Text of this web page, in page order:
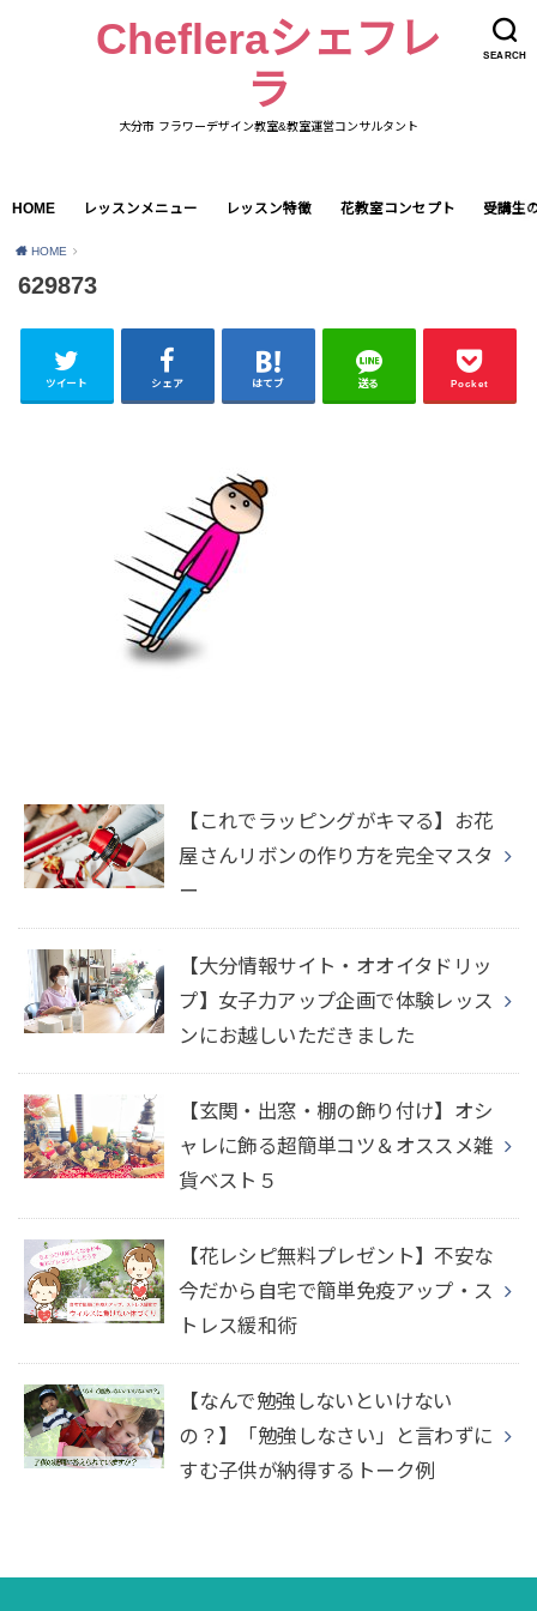
SEARCH
Chefleraシェフレ
ラ
大分市 フラワーデザイン教室&教室運営コンサルタント
HOME レッスンメニュー レッスン特徴 花教室コンセプト 受講生
HOME
629873
ツイート シェア はてブ 送る Pocket
【これでラッピングがキマる】お花
屋さんリボンの作り方を完全マスタ
ー
【大分情報サイト・オオイタドリッ
プ】女子力アップ企画で体験レッス
ンにお越しいただきました
【玄関・出窓・棚の飾り付け】オシ
ャレに飾る超簡単コツ＆オススメ雑
貨ベスト５
【花レシピ無料プレゼント】不安な
今だから自宅で簡単免疫アップ・ス
トレス緩和術
【なんで勉強しないといけない
の？】「勉強しなさい」と言わずに
すむ子供が納得するトーク例